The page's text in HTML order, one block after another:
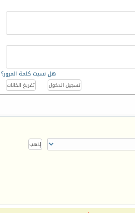
هل نسيت كلمة المرور؟